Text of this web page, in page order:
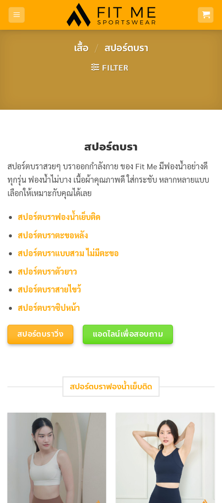
Skip
content
เสื้อ / สปอร์ตบรา
FILTER
สปอร์ตบรา
สปอร์ตบราสวยๆ บราออกกำลังกาย ของ Fit Meมีฟองน้ำอย่างดี
ทุกรุ่น ฟองน้ำไม่บาง เนื้อผ้าคุณภาพดี ใส่กระชับ หลากหลายแบบ
เลือกให้เหมาะกับคุณได้เลย
สปอร์ตบราฟองน้ำเย็บติด
สปอร์ตบราตะขอหลัง
สปอร์ตบราแบบสวม ไม่มีตะขอ
สปอร์ตบราตัวยาว
สปอร์ตบราสายไขว้
สปอร์ตบราซิปหน้า
สปอร์ตบราวิ่ง แอดไลน์เพื่อสอบถาม
สปอร์ตบราฟองน้ำเย็บติด